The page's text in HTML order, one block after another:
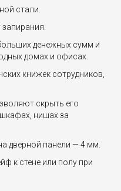
стали.
денежных сумм и
домах и офисах.
книжек сотрудников,
скрыть его
нишах за
дверной панели — 4 мм.
к стене или полу при